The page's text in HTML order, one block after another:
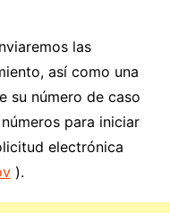
las
así como una
su número de caso
para iniciar
electrónica
).